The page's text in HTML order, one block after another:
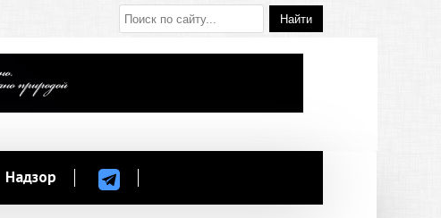
Надзор